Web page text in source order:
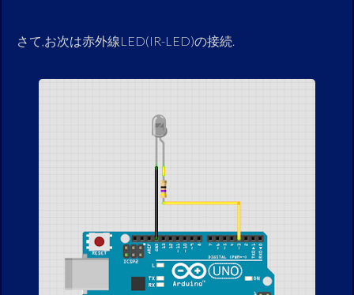
さて,お次は赤外線LED(IR-LED)の接続.